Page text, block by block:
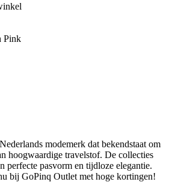
Pink
modemerk dat bekendstaat om
hoogwaardige travelstof. De collecties
perfecte pasvorm en tijdloze elegantie.
bij GoPinq Outlet met hoge kortingen!